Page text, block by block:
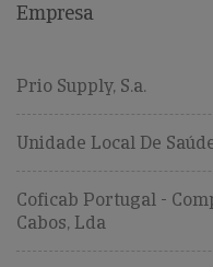
Empresa
Prio Supply, S.a.
Unidade Local De
Coficab Portugal -
Cabos, Lda